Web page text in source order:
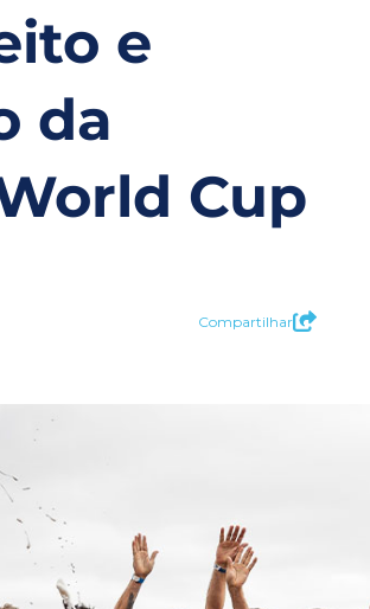
e
da
Cup
Compartilhar